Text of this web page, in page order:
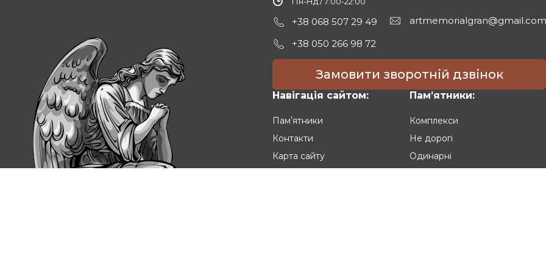
+38 068 507 29 49
+38 050 266 98 72
artmemorialgran@gmail.com
Замовити зворотній дзвінок
Навігація сайтом:
Памʼятники
Контакти
Карта сайту
Памʼятники:
Комплекси
Не дорогі
Одинарні